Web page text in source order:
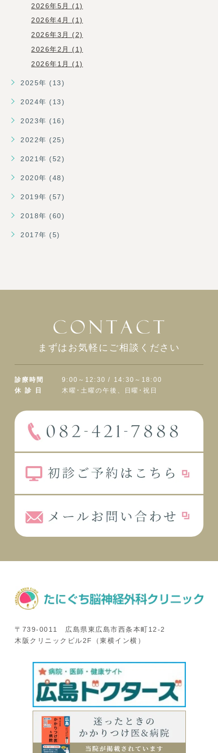
2026年5月 (1)
2026年4月 (1)
2026年3月 (2)
2026年2月 (1)
2026年1月 (1)
2025年 (13)
2024年 (13)
2023年 (16)
2022年 (25)
2021年 (52)
2020年 (48)
2019年 (57)
2018年 (60)
2017年 (5)
まずはお気軽にご相談ください
診療時間
休 診 日
9:00～12:30 / 14:30～18:00
木曜･土曜の午後、日曜･祝日
〒739-0011 広島県東広島市西条本町12-2
木阪クリニックビル2F（東横イン横）